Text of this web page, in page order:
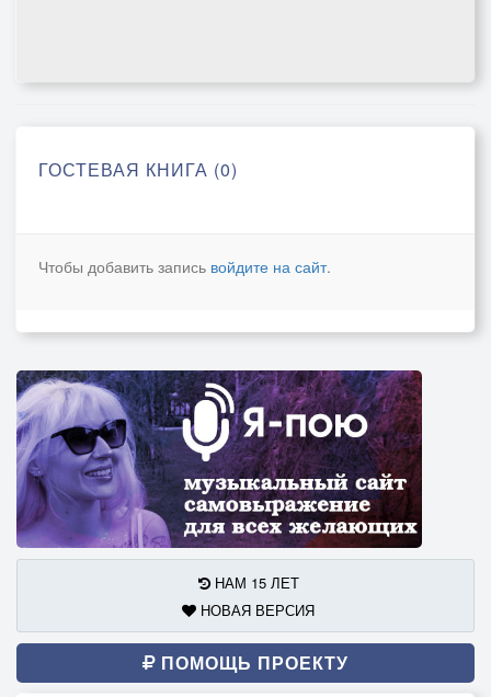
ГОСТЕВАЯ КНИГА (0)
Чтобы добавить запись войдите на сайт.
НАМ 15 ЛЕТ
НОВАЯ ВЕРСИЯ
ПОМОЩЬ ПРОЕКТУ